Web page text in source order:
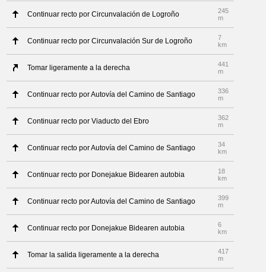
Continuar recto por Circunvalación de Logroño
245
m
Continuar recto por Circunvalación Sur de Logroño
7
km
Tomar ligeramente a la derecha
441
m
Continuar recto por Autovía del Camino de Santiago
336
m
Continuar recto por Viaducto del Ebro
362
m
Continuar recto por Autovía del Camino de Santiago
34
km
Continuar recto por Donejakue Bidearen autobia
18
km
Continuar recto por Autovía del Camino de Santiago
399
m
Continuar recto por Donejakue Bidearen autobia
6
km
Tomar la salida ligeramente a la derecha
417
m